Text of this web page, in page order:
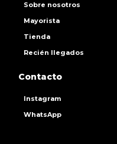
Sobre nosotros
Mayorista
Tienda
Recién llegados
Instagram
WhatsApp
Contacto